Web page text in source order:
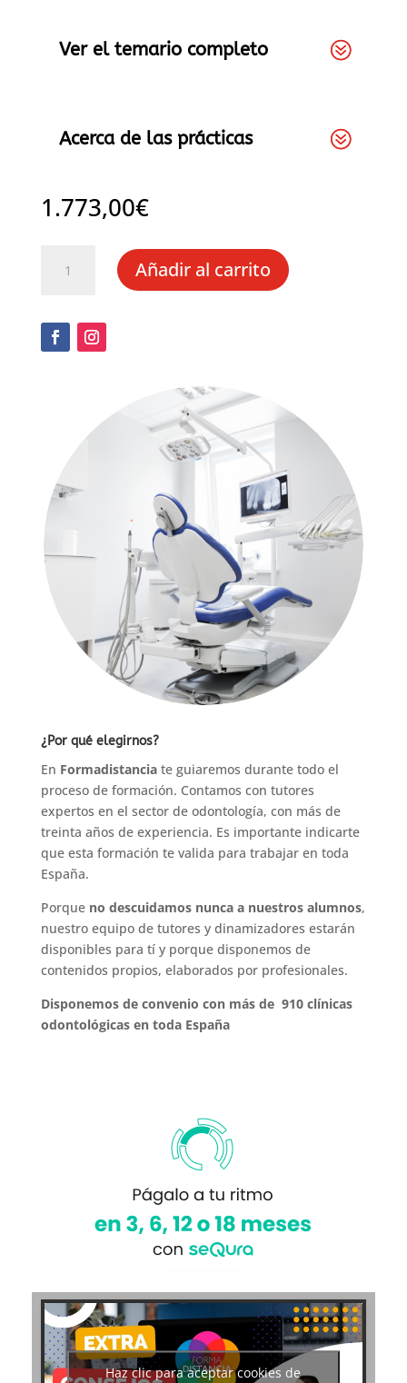
Ver el temario completo
Acerca de las prácticas
1.773,00€
Odontología
Añadir al carrito
¿Por qué elegirnos?
En Formadistanciate guiaremos durante todo el
proceso de formación. Contamos con tutores
expertos en el sector de odontología, con más de
treinta años de experiencia. Es importante indicarte
que esta formación te valida para trabajar en toda
España.
Porque no descuidamos nunca a nuestros alumnos,
nuestro equipo de tutores y dinamizadores estarán
disponibles para tí y porque disponemos de
contenidos propios, elaborados por profesionales.
Disponemos de convenio con más de 910 clínicas
odontológicas en toda España
Haz clic para aceptar cookies de